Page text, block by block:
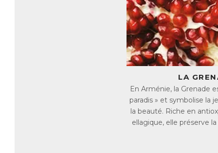
LA
En Arménie, la Grenade
paradis » et symbolise la
la beauté. Riche en
ellagique, elle préserve